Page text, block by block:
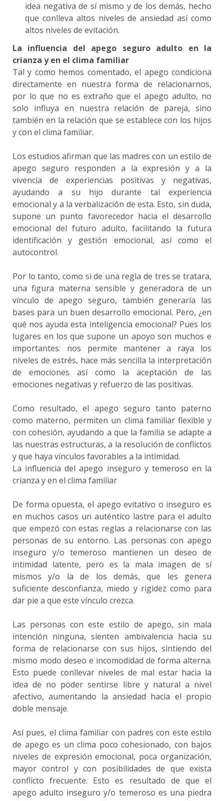
idea negativa de sí mismo y de los demás, hecho
que conlleva altos niveles de ansiedad así como
altos niveles de evitación.
La influencia del apego seguro adulto en la
crianza y en el clima familiar
Tal y como hemos comentado, el apego condiciona
directamente en nuestra forma de relacionarnos,
por lo que no es extraño que el apego adulto, no
solo influya en nuestra relación de pareja, sino
también en la relación que se establece con los hijos
y con el clima familiar.
Los estudios afirman que las madres con un estilo de
apego seguro responden a la expresión y a la
vivencia de experiencias positivas y negativas,
ayudando a su hijo durante tal experiencia
emocional y a la verbalización de esta. Esto, sin duda,
supone un punto favorecedor hacia el desarrollo
emocional del futuro adulto, facilitando la futura
identificación y gestión emocional, así como el
autocontrol.
Por lo tanto, como si de una regla de tres se tratara,
una figura materna sensible y generadora de un
vínculo de apego seguro, también generaría las
bases para un buen desarrollo emocional. Pero, ¿en
qué nos ayuda esta inteligencia emocional? Pues los
lugares en los que supone un apoyo son muchos e
importantes: nos permite mantener a raya los
niveles de estrés, hace más sencilla la interpretación
de emociones así como la aceptación de las
emociones negativas y refuerzo de las positivas.
Como resultado, el apego seguro tanto paterno
como materno, permiten un clima familiar flexible y
con cohesión, ayudando a que la familia se adapte a
las nuestras estructuras, a la resolución de conflictos
y que haya vínculos favorables a la intimidad.
La influencia del apego inseguro y temeroso en la
crianza y en el clima familiar
De forma opuesta, el apego evitativo o inseguro es
en muchos casos un auténtico lastre para el adulto
que empezó con estas reglas a relacionarse con las
personas de su entorno. Las personas con apego
inseguro y/o temeroso mantienen un deseo de
intimidad latente, pero es la mala imagen de sí
mismos y/o la de los demás, que les genera
suficiente desconfianza, miedo y rigidez como para
dar pie a que este vínculo crezca.
Las personas con este estilo de apego, sin mala
intención ninguna, sienten ambivalencia hacia su
forma de relacionarse con sus hijos, sintiendo del
mismo modo deseo e incomodidad de forma alterna.
Esto puede conllevar niveles de mal estar hacia la
idea de no poder sentirse libre y natural a nivel
afectivo, aumentando la ansiedad hacia el propio
doble mensaje.
Así pues, el clima familiar con padres con este estilo
de apego es un clima poco cohesionado, con bajos
niveles de expresión emocional, poca organización,
mayor control y con posibilidades de que exista
conflicto frecuente. Esto es resultado de que el
apego adulto inseguro y/o temeroso es una piedra